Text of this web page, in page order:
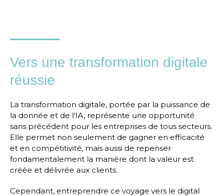
Vers une transformation digitale
réussie
La transformation digitale, portée par la puissance de
la donnée et de l’IA, représente une opportunité
sans précédent pour les entreprises de tous secteurs.
Elle permet non seulement de gagner en efficacité
et en compétitivité, mais aussi de repenser
fondamentalement la manière dont la valeur est
créée et délivrée aux clients.
Cependant, entreprendre ce voyage vers le digital